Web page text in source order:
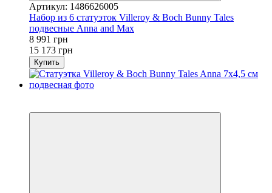
Артикул: 1486626005
Набор из 6 статуэток Villeroy & Boch Bunny Tales
подвесные Anna and Max
8 991 грн
15 173 грн
Купить